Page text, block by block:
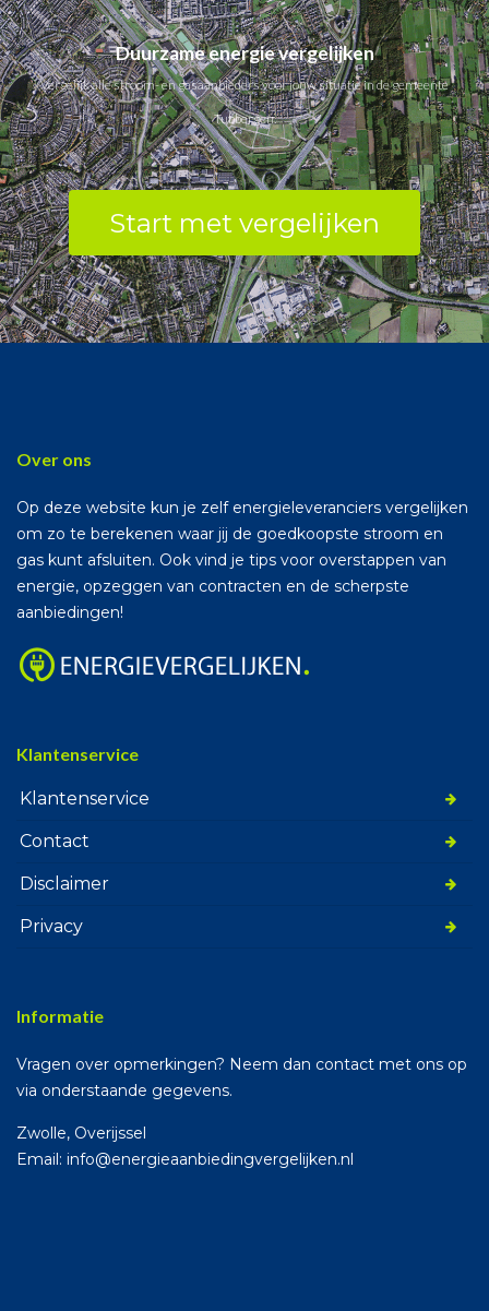
Duurzame energie vergelijken
Vergelijk alle stroom- en gasaanbieders voor jouw situatie in de gemeente
Tubbergen.
Start met vergelijken
Over ons
Op deze website kun je zelf energieleveranciers vergelijken
om zo te berekenen waar jij de goedkoopste stroom en
gas kunt afsluiten. Ook vind je tips voor overstappen van
energie, opzeggen van contracten en de scherpste
aanbiedingen!
Klantenservice
Klantenservice
Contact
Disclaimer
Privacy
Informatie
Vragen over opmerkingen? Neem dan contact met ons op
via onderstaande gegevens.
Zwolle, Overijssel
Email: info@energieaanbiedingvergelijken.nl